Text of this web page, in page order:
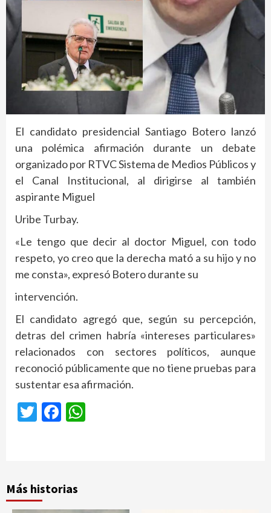
El candidato presidencial Santiago Botero lanzó
una polémica afirmación durante un debate
organizado por RTVC Sistema de Medios Públicos y
el Canal Institucional, al dirigirse al también
aspirante Miguel
Uribe Turbay.
«Le tengo que decir al doctor Miguel, con todo
respeto, yo creo que la derecha mató a su hijo y no
me consta», expresó Botero durante su
intervención.
El candidato agregó que, según su percepción,
detras del crimen habría «intereses particulares»
relacionados con sectores políticos, aunque
reconoció públicamente que no tiene pruebas para
sustentar esa afirmación.
TwitterFacebook
Más historias